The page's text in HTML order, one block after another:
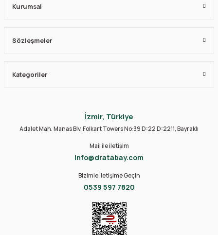
Kurumsal
Sözleşmeler
Kategoriler
İzmir, Türkiye
Adalet Mah. Manas Blv. Folkart Towers No:39 D:22 D:2211, Bayraklı
Mail ile iletişim
info@dratabay.com
Bizimle İletişime Geçin
0539 597 7820